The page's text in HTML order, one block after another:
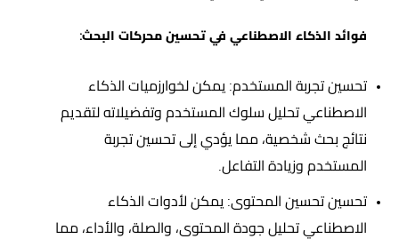
فوائد الذكاء الاصطناعي في تحسين محركات البحث:
تحسين تجربة المستخدم: يمكن لخوارزميات الذكاء
الاصطناعي تحليل سلوك المستخدم وتفضيلاته لتقديم
نتائج بحث شخصية، مما يؤدي إلى تحسين تجربة
المستخدم وزيادة التفاعل.
تحسين تحسين المحتوى: يمكن لأدوات الذكاء
الاصطناعي تحليل جودة المحتوى، والصلة، والأداء، مما